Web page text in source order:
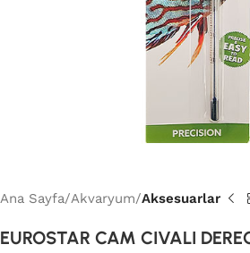
Ana Sayfa Akvaryum Aksesuarlar
EUROSTAR CAM CIVALI